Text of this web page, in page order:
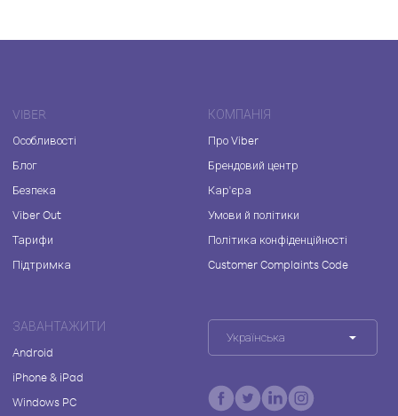
VIBER
Особливості
Блог
Безпека
Viber Out
Тарифи
Підтримка
КОМПАНІЯ
Про Viber
Брендовий центр
Кар'єра
Умови й політики
Політика конфіденційності
Customer Complaints Code
ЗАВАНТАЖИТИ
Android
iPhone & iPad
Windows PC
Українська